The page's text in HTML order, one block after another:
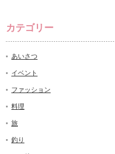
カテゴリー
あいさつ
イベント
ファッション
料理
旅
釣り